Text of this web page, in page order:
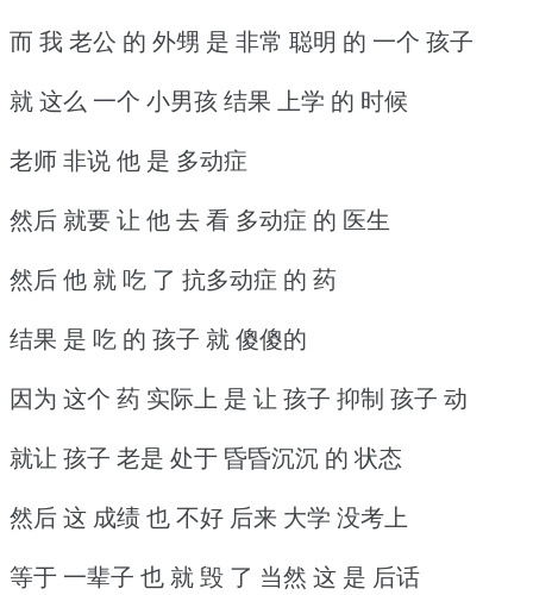
而 我 老公 的 外甥 是 非常 聪明 的 一个 孩子
就 这么 一个 小男孩 结果 上学 的 时候
老师 非说 他 是 多动症
然后 就要 让 他 去 看 多动症 的 医生
然后 他 就 吃 了 抗多动症 的 药
结果 是 吃 的 孩子 就 傻傻的
因为 这个 药 实际上 是 让 孩子 抑制 孩子 动
就让 孩子 老是 处于 昏昏沉沉 的 状态
然后 这 成绩 也 不好 后来 大学 没考上
等于 一辈子 也 就 毁 了 当然 这 是 后话